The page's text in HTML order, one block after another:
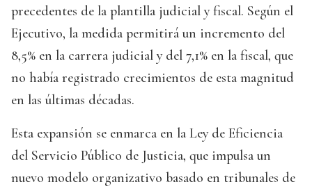
precedentes de la plantilla judicial y fiscal. Según el
Ejecutivo, la medida permitirá un incremento del
8,5% en la carrera judicial y del 7,1% en la fiscal, que
no había registrado crecimientos de esta magnitud
en las últimas décadas.
Esta expansión se enmarca en la Ley de Eficiencia
del Servicio Público de Justicia, que impulsa un
nuevo modelo organizativo basado en tribunales de